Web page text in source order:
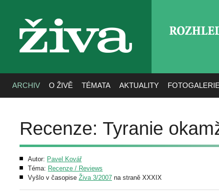
živa
ARCHIV O ŽIVĚ TÉMATA AKTUALITY
Recenze: Tyranie
Autor: Pavel Kovář
Téma: Recenze / Reviews
Vyšlo v časopise Živa 3/2007 na straně XXXIX